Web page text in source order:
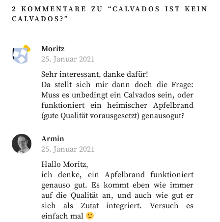
2 KOMMENTARE ZU “CALVADOS IST KEIN
CALVADOS?”
Moritz
25. Januar 2021
Sehr interessant, danke dafür!
Da stellt sich mir dann doch die Frage:
Muss es unbedingt ein Calvados sein, oder
funktioniert ein heimischer Apfelbrand
(gute Qualität vorausgesetzt) genausogut?
Armin
25. Januar 2021
Hallo Moritz,
ich denke, ein Apfelbrand funktioniert
genauso gut. Es kommt eben wie immer
auf die Qualität an, und auch wie gut er
sich als Zutat integriert. Versuch es
einfach mal